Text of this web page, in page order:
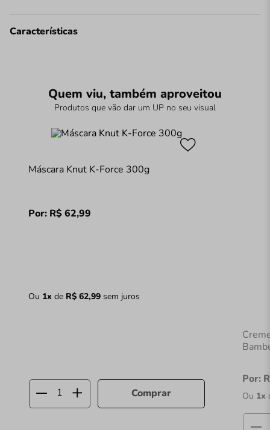
Características
Quem viu, também aproveitou
Produtos que vão dar um UP no seu visual
Máscara Knut K-Force 300g
Por: R$62,99
Ou 1x de R$ 62,99sem juros
Comprar
Por:
Ou 1x